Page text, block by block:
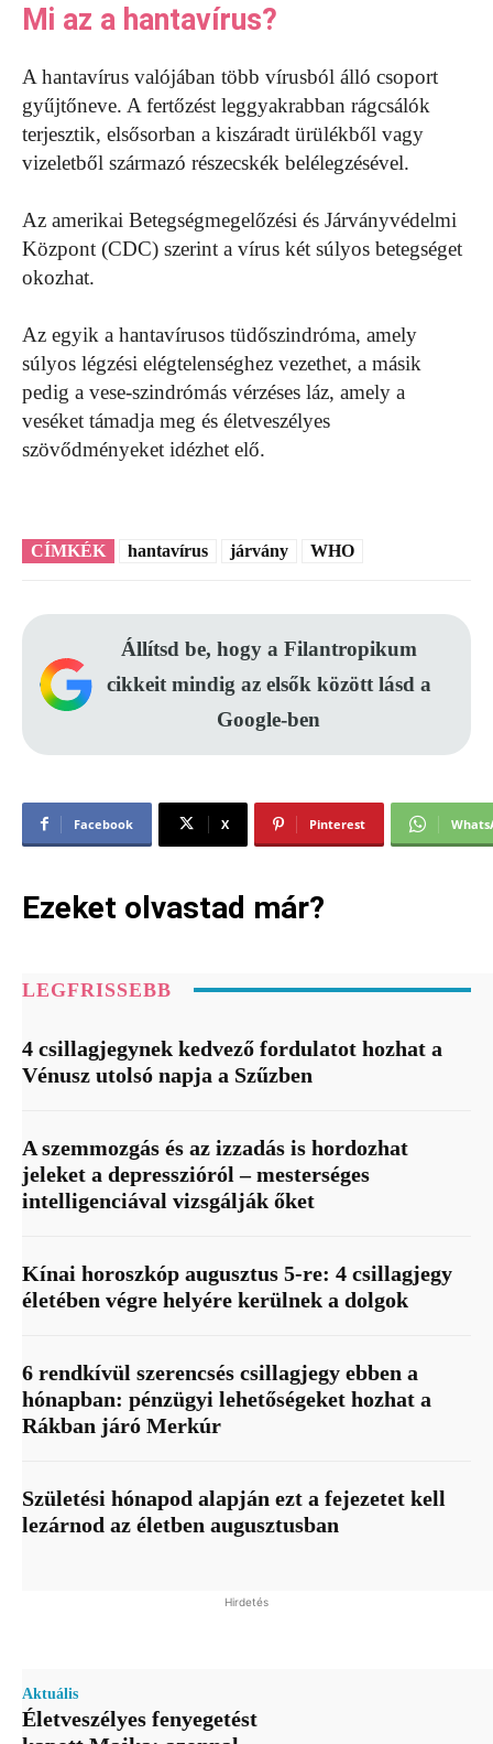
Mi az a hantavírus?
A hantavírus valójában több vírusból álló csoport
gyűjtőneve. A fertőzést leggyakrabban rágcsálók
terjesztik, elsősorban a kiszáradt ürülékből vagy
vizeletből származó részecskék belélegzésével.
Az amerikai Betegségmegelőzési és Járványvédelmi
Központ (CDC) szerint a vírus két súlyos betegséget
okozhat.
Az egyik a hantavírusos tüdőszindróma, amely
súlyos légzési elégtelenséghez vezethet, a másik
pedig a vese-szindrómás vérzéses láz, amely a
veséket támadja meg és életveszélyes
szövődményeket idézhet elő.
CÍMKÉK hantavírus járvány WHO
Állítsd be, hogy a Filantropikum
cikkeit mindig az elsők között lásd a
Google-ben
Facebook X Pinterest
Ezeket olvastad már?
LEGFRISSEBB
4 csillagjegynek kedvező fordulatot hozhat a
Vénusz utolsó napja a Szűzben
A szemmozgás és az izzadás is hordozhat
jeleket a depresszióról – mesterséges
intelligenciával vizsgálják őket
Kínai horoszkóp augusztus 5-re: 4 csillagjegy
életében végre helyére kerülnek a dolgok
6 rendkívül szerencsés csillagjegy ebben a
hónapban: pénzügyi lehetőségeket hozhat a
Rákban járó Merkúr
Születési hónapod alapján ezt a fejezetet kell
lezárnod az életben augusztusban
Hirdetés
Aktuális
Életveszélyes fenyegetést